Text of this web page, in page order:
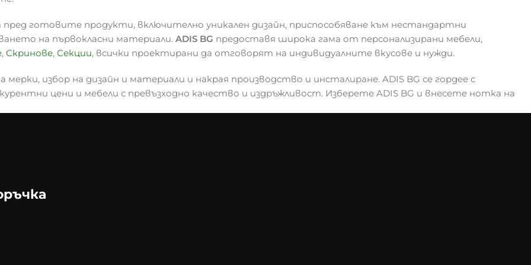
готовите продукти, включително уникален дизайн, приспособяване към нестандартни
на първокласни материали. ADIS BG предоставя широка гама от персонализирани мебели,
, Скринове, Секции, всички проектирани да отговорят на индивидуалните вкусове и нужди.
избор на дизайн и материали и накрая производство и инсталиране. ADIS BG се гордее с
цени и мебели с превъзходно качество и издръжливост. Изберете ADIS BG и внесете нотка на